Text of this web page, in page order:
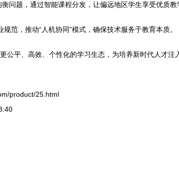
问题，通过智能课程分发，让偏远地区学生享受优质教
范，推动“人机协同”模式，确保技术服务于教育本质。
平、高效、个性化的学习生态，为培养新时代人才注
product/25.html